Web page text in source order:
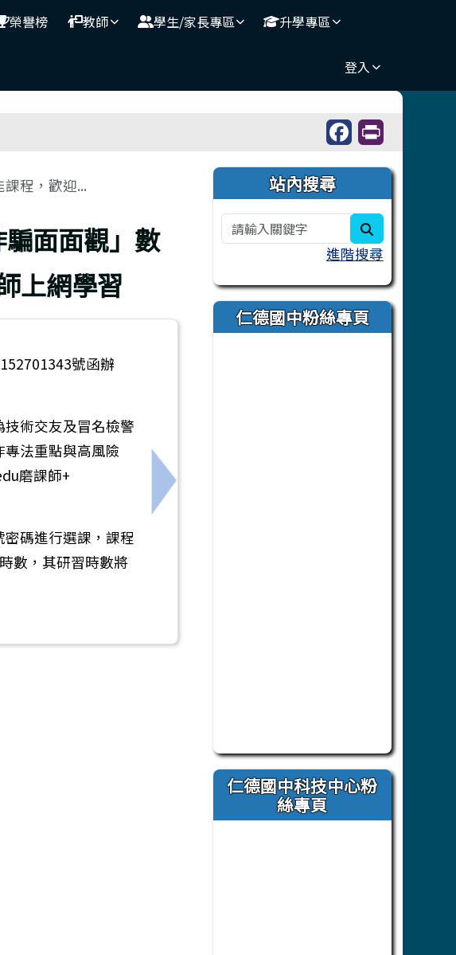
榮譽榜 教師 學生/家長專區 升學專區
登入
程，歡迎...
面面觀」數
上網學習
號函辦
術交友及冒名檢警
法重點與高風險
磨課師+
碼進行選課，課程
數，其研習時數將
下一筆：轉知:國家表演藝術中心衛武營國家
右邊區域內容
站內搜尋
進階搜尋
仁德國中粉絲專頁
此為臺南市立仁德國中官方
仁德國中科技中心粉
絲專頁